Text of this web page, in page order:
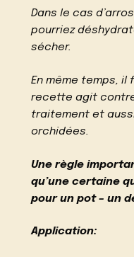
Dans le cas
pourriez
sécher.
En même temps,
recette agit
traitement et
orchidées.
Une règle
qu’une certaine
pour un pot – un
Application: